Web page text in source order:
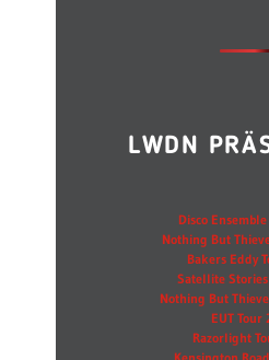
LWDN
Disco
Nothing But
Bakers Eddy
Satellite
Nothing But
EUT Tour
Razorlight